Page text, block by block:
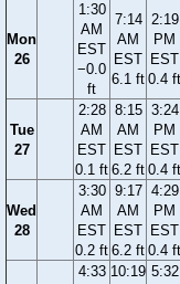
Mon
26
1:30
AM
EST
−0.0
ft
7:14
AM
EST
6.1 ft
2:19
PM
EST
0.4 ft
Tue
27
2:28
AM
EST
0.1 ft
8:15
AM
EST
6.2 ft
3:24
PM
EST
0.4 ft
Wed
28
3:30
AM
EST
0.2 ft
9:17
AM
EST
6.2 ft
4:29
PM
EST
0.4 ft
4:33 10:19 5:32